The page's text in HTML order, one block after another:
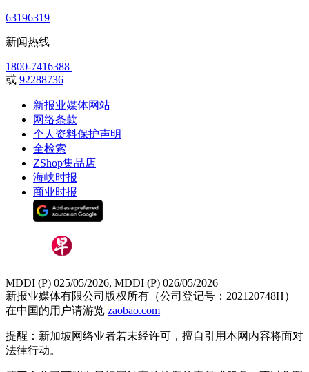
63196319
新闻热线
1800-7416388
或 92288736
新报业媒体网站
网络条款
个人资料保护声明
全检索
ZShop集品店
海峡时报
商业时报
MDDI (P) 025/05/2026, MDDI (P) 026/05/2026
新报业媒体有限公司版权所有（公司登记号：202120748H）
在中国的用户请游览 zaobao.com
提醒：新加坡网络业者若未经许可，擅自引用本网内容将面对
法律行动。